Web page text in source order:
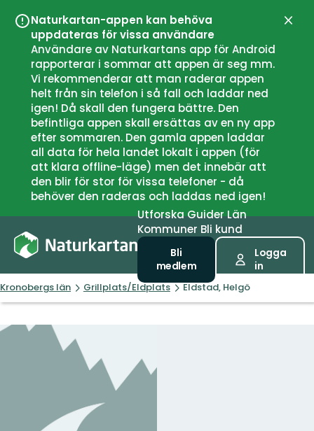
Naturkartan-appen kan behöva
uppdateras för vissa användare
Användare av Naturkartans app för Android
rapporterar i sommar att appen är seg mm.
Vi rekommenderar att man raderar appen
helt från sin telefon i så fall och laddar ned
igen! Då skall den fungera bättre. Den
befintliga appen skall ersättas av en ny app
efter sommaren. Den gamla appen laddar
all data för hela landet lokalt i appen (för
att klara offline-läge) men det innebär att
den blir för stor för vissa telefoner - då
behöver den raderas och laddas ned igen!
UtforskaGuiderLän
Kommuner Bli kund
Bli
medlem
Logga
in
Kronobergs län Grillplats/Eldplats Eldstad, Helgö